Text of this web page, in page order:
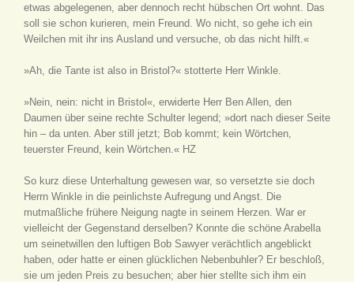
etwas abgelegenen, aber dennoch recht hübschen Ort wohnt. Das
soll sie schon kurieren, mein Freund. Wo nicht, so gehe ich ein
Weilchen mit ihr ins Ausland und versuche, ob das nicht hilft.«
»Ah, die Tante ist also in Bristol?« stotterte Herr Winkle.
»Nein, nein: nicht in Bristol«, erwiderte Herr Ben Allen, den
Daumen über seine rechte Schulter legend; »dort nach dieser Seite
hin – da unten. Aber still jetzt; Bob kommt; kein Wörtchen,
teuerster Freund, kein Wörtchen.« HZ
So kurz diese Unterhaltung gewesen war, so versetzte sie doch
Herrn Winkle in die peinlichste Aufregung und Angst. Die
mutmaßliche frühere Neigung nagte in seinem Herzen. War er
vielleicht der Gegenstand derselben? Konnte die schöne Arabella
um seinetwillen den luftigen Bob Sawyer verächtlich angeblickt
haben, oder hatte er einen glücklichen Nebenbuhler? Er beschloß,
sie um jeden Preis zu besuchen; aber hier stellte sich ihm ein